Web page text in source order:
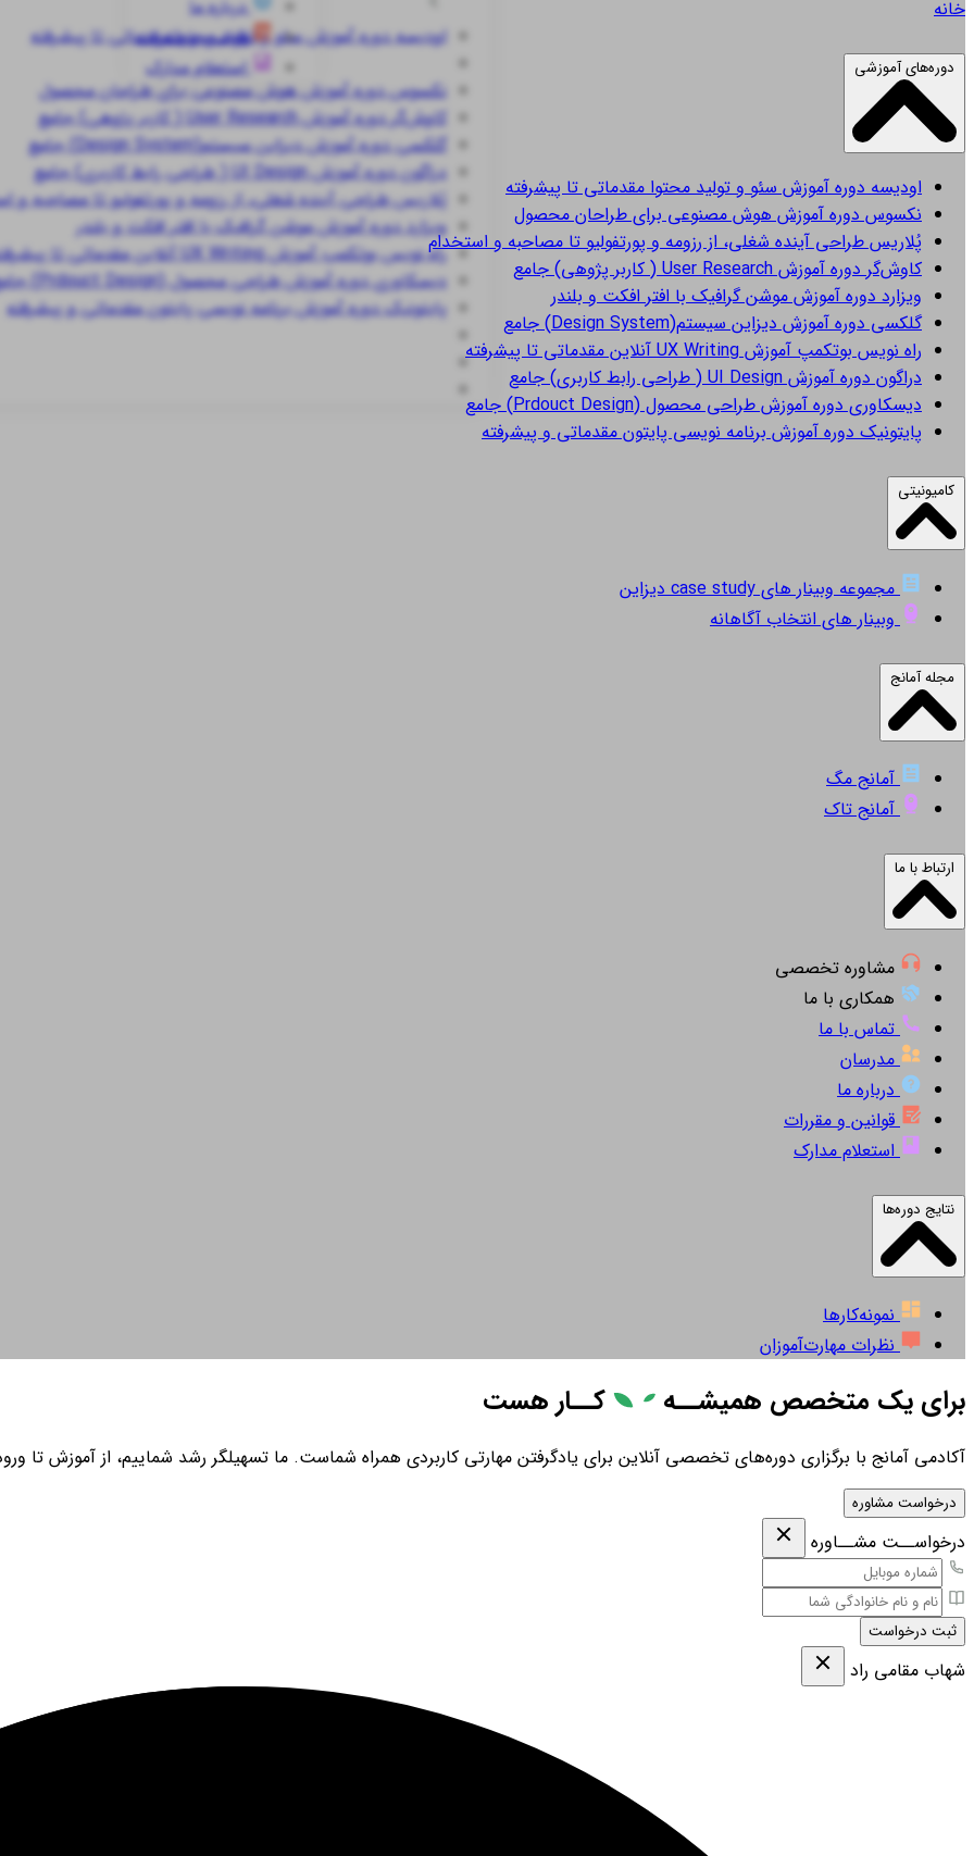
اودیسهدوره آموزش سئو و تولید محتوا مقدماتی تا پیشرفته
نکسوسدوره آموزش هوش مصنوعی برای طراحان محصول
کاوش‌گردوره آموزش User Research ( کاربر پژوهی) جامع
گلکسیدوره آموزش دیزاین سیستم(Design System) جامع
دراگوندوره آموزش UI Design ( طراحی رابط کاربری) جامع
پُلاریسطراحی آینده شغلی، از رزومه و پورتفولیو تا مصاحبه و
ویزارددوره آموزش موشن گرافیک با افتر افکت و بلندر
راه نویسبوتکمپ آموزش UX Writing آنلاین مقدماتی تا پیشرفته
دیسکاوریدوره آموزش طراحی محصول (Prdouct Design) جامع
پایتونیکدوره آموزش برنامه نویسی پایتون مقدماتی و پیشرفته
درباره ما
قوانین و مقررات
استعلام مدارک
خانه
دوره‌های آموزشی
اودیسهدوره آموزش سئو و تولید محتوا مقدماتی تا پیشرفته
نکسوسدوره آموزش هوش مصنوعی برای طراحان محصول
پُلاریسطراحی آینده شغلی، از رزومه و پورتفولیو تا مصاحبه و استخدام
کاوش‌گردوره آموزش User Research ( کاربر پژوهی) جامع
ویزارددوره آموزش موشن گرافیک با افتر افکت و بلندر
گلکسیدوره آموزش دیزاین سیستم(Design System) جامع
راه نویسبوتکمپ آموزش UX Writing آنلاین مقدماتی تا پیشرفته
دراگوندوره آموزش UI Design ( طراحی رابط کاربری) جامع
دیسکاوریدوره آموزش طراحی محصول (Prdouct Design) جامع
پایتونیکدوره آموزش برنامه نویسی پایتون مقدماتی و پیشرفته
کامیونیتی
مجموعه وبینار های case study دیزاین
وبینار های انتخاب آگاهانه
مجله آمانج
آمانج مگ
آمانج تاک
ارتباط با ما
مشاوره تخصصی
همکاری با ما
تماس با ما
مدرسان
درباره ما
قوانین و مقررات
استعلام مدارک
نتایج دوره‌ها
نمونه‌کارها
نظرات مهارت‌آموزان
برای یک متخصص همیشــه کــارهست
آکادمی آمانج با برگزاری دوره‌های تخصصی آنلاین برای یادگرفتن مهارتی کاربردی همراه شماست. ما تسهیلگر رشد شماییم، از آموزش تا ورود
درخواست مشاوره
درخواســت مشــاوره
ثبت درخواست
شهاب مقامی‌ راد